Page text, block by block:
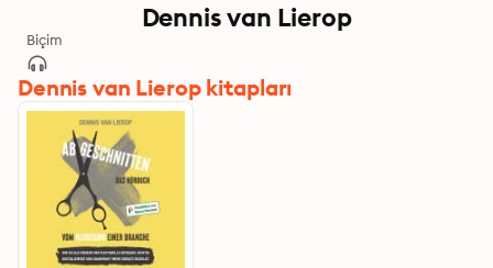
Dennis van Lierop
Biçim
Dennis van Lierop kitapları